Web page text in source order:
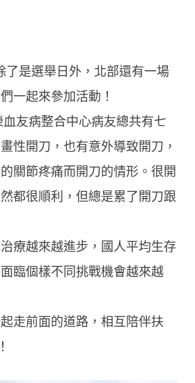
了是選舉日外，北部還有一場
一起來參加活動！
友病整合中心病友總共有七
性開刀，也有意外導致開刀，
關節疼痛而開刀的情形。很開
都很順利，但總是累了開刀跟
療越來越進步，國人平均生存
臨個樣不同挑戰機會越來越
走前面的道路，相互陪伴扶